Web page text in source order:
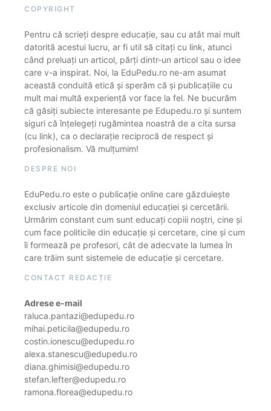
COPYRIGHT
Pentru că scrieți despre educație, sau cu atât mai mult
datorită acestui lucru, ar fi util să citați cu link, atunci
când preluați un articol, părți dintr-un articol sau o idee
care v-a inspirat. Noi, la EduPedu.ro ne-am asumat
această conduită etică și sperăm că și publicațiile cu
mult mai multă experiență vor face la fel. Ne bucurăm
că găsiți subiecte interesante pe Edupedu.ro și suntem
siguri că înțelegeți rugămintea noastră de a cita sursa
(cu link), ca o declarație reciprocă de respect și
profesionalism. Vă mulțumim!
DESPRE NOI
EduPedu.ro este o publicație online care găzduiește
exclusiv articole din domeniul educației și cercetării.
Urmărim constant cum sunt educați copiii noștri, cine și
cum face politicile din educație și cercetare, cine și cum
îi formează pe profesori, cât de adecvate la lumea în
care trăim sunt sistemele de educație și cercetare.
CONTACT REDACȚIE
Adrese e-mail
raluca.pantazi@edupedu.ro
mihai.peticila@edupedu.ro
costin.ionescu@edupedu.ro
alexa.stanescu@edupedu.ro
diana.ghimisi@edupedu.ro
stefan.lefter@edupedu.ro
ramona.florea@edupedu.ro